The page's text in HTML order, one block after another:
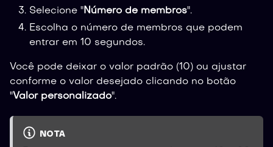
Selecione "Número de membros".
Escolha o número de membros que podem
entrar em 10 segundos.
Você pode deixar o valor padrão (10) ou ajustar
conforme o valor desejado clicando no botão
"Valor personalizado".
NOTA